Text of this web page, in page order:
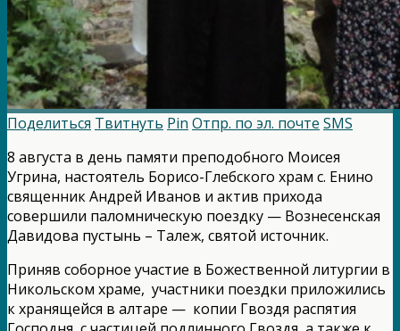
Поделиться Твитнуть Pin Отпр. по эл. почте SMS
8 августа в день памяти преподобного Моисея
Угрина, настоятель Борисо-Глебского храм с. Енино
священник Андрей Иванов и актив прихода
совершили паломническую поездку — Вознесенская
Давидова пустынь – Талеж, святой источник.
Приняв соборное участие в Божественной литургии в
Никольском храме, участники поездки приложились
к хранящейся в алтаре — копии Гвоздя распятия